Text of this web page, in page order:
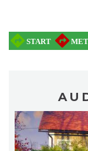
Mirosław
6.89 km